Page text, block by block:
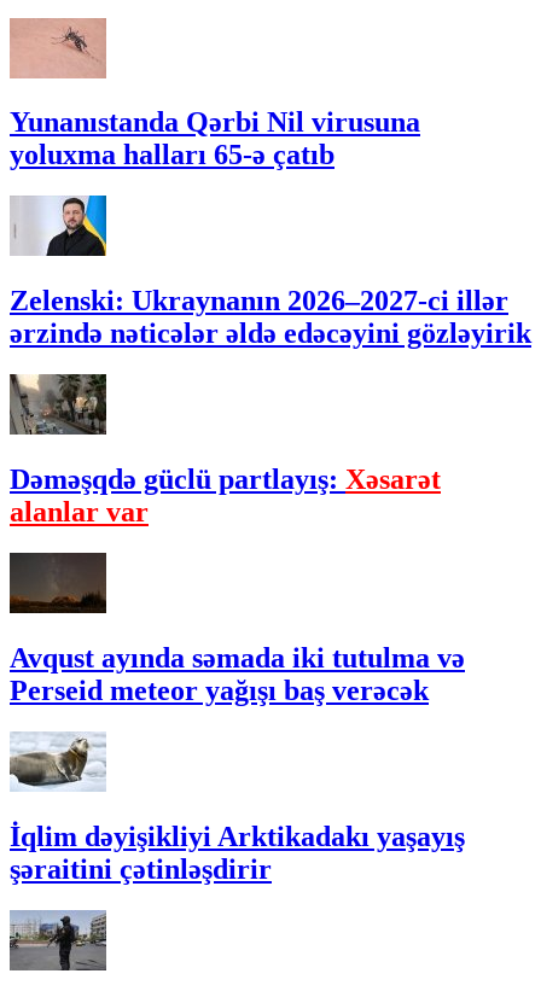
Yunanıstanda Qərbi Nil virusuna
yoluxma halları 65-ə çatıb
Zelenski: Ukraynanın 2026–2027-ci illər
ərzində nəticələr əldə edəcəyini gözləyirik
Dəməşqdə güclü partlayış: Xəsarət
alanlar var
Avqust ayında səmada iki tutulma və
Perseid meteor yağışı baş verəcək
İqlim dəyişikliyi Arktikadakı yaşayış
şəraitini çətinləşdirir